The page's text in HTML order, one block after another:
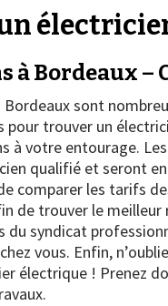
à Bordeaux –
Bordeaux sont
pour trouver un
à votre entourage.
qualifié et seront
comparer les tarifs
de trouver le
du syndicat
vous. Enfin,
électrique ! Prenez